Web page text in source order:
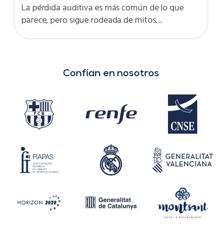
La pérdida auditiva es más común de lo que
parece, pero sigue rodeada de mitos…
Confían en nosotros